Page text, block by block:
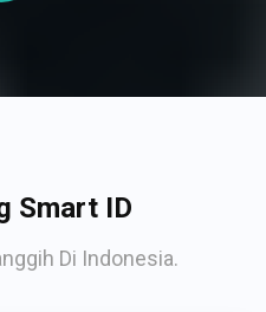
Smart ID
Di Indonesia.